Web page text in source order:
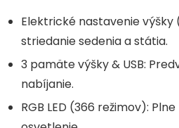
Elektrické nastavenie výšky
striedanie sedenia a státia.
3 pamäte výšky & USB:
nabíjanie.
RGB LED (366 režimov):